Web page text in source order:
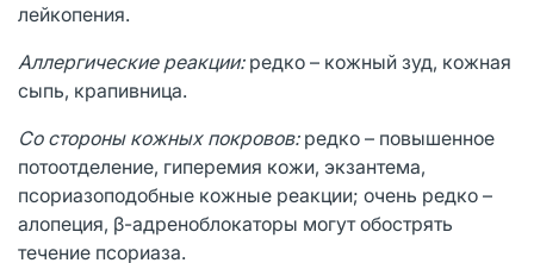
лейкопения.
Аллергические реакции:редко – кожный зуд, кожная
сыпь, крапивница.
Со стороны кожных покровов:редко – повышенное
потоотделение, гиперемия кожи, экзантема,
псориазоподобные кожные реакции; очень редко –
алопеция, β-адреноблокаторы могут обострять
течение псориаза.